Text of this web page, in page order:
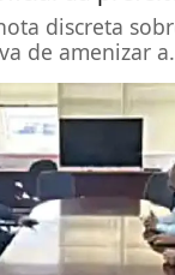
discreta
de amenizar